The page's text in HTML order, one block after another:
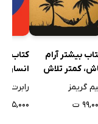
بیشتر آرام
کمتر تلاش
گریمز
ت
کتاب
انسان
رابرت
۲۲۵,۰۰۰ ت